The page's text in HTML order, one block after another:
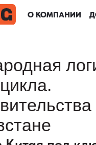
О КОМПАНИИ
О КОМПАНИИ
О КОМПАНИИ
О КОМПАНИИ